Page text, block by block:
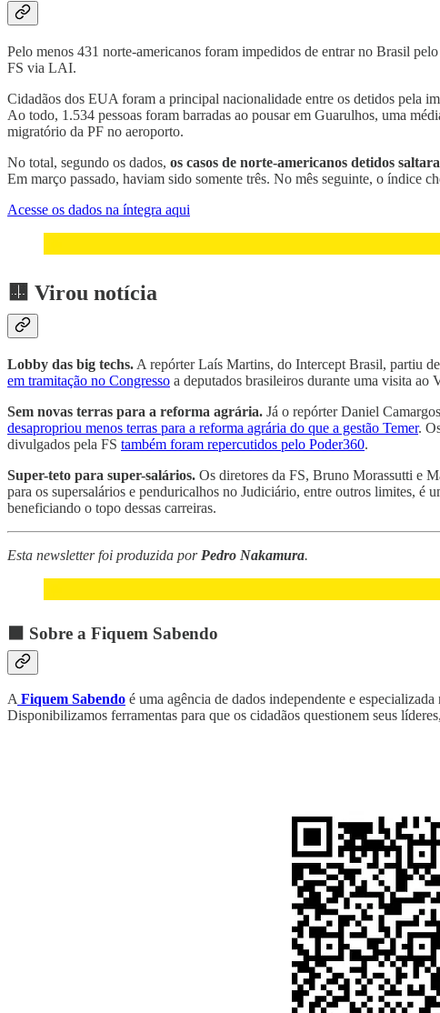
Pelo menos 431 norte-americanos foram impedidos de entrar no Brasil
FS via LAI.
Cidadãos dos EUA foram a principal nacionalidade entre os detidos pela
Ao todo, 1.534 pessoas foram barradas ao pousar em Guarulhos, uma
migratório da PF no aeroporto.
No total, segundo os dados, os casos de norte-americanos detidos
Em março passado, haviam sido somente três. No mês seguinte, o índice
Acesse os dados na íntegra aqui
🟨 Virou notícia
Lobby das big techs. A repórter Laís Martins, do Intercept Brasil, partiu
em tramitação no Congresso a deputados brasileiros durante uma visita
Sem novas terras para a reforma agrária. Já o repórter Daniel
desapropriou menos terras para a reforma agrária do que a gestão Temer.
divulgados pela FS também foram repercutidos pelo Poder360.
Super-teto para super-salários. Os diretores da FS, Bruno Morassutti e
para os supersalários e penduricalhos no Judiciário, entre outros limites, é
beneficiando o topo dessas carreiras.
Esta newsletter foi produzida por Pedro Nakamura.
⬛ Sobre a Fiquem Sabendo
A Fiquem Sabendo é uma agência de dados independente e
Disponibilizamos ferramentas para que os cidadãos questionem seus